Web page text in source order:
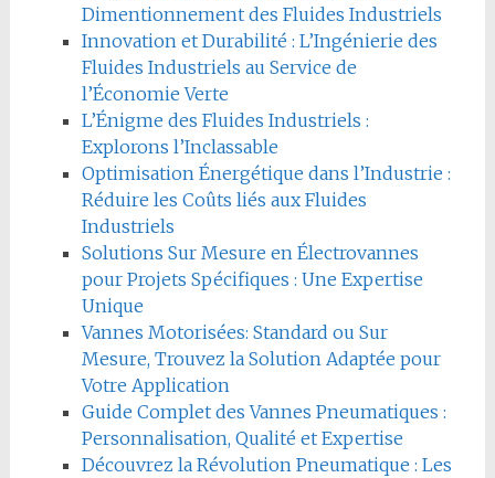
Dimentionnement des Fluides Industriels
Innovation et Durabilité : L’Ingénierie des
Fluides Industriels au Service de
l’Économie Verte
L’Énigme des Fluides Industriels :
Explorons l’Inclassable
Optimisation Énergétique dans l’Industrie :
Réduire les Coûts liés aux Fluides
Industriels
Solutions Sur Mesure en Électrovannes
pour Projets Spécifiques : Une Expertise
Unique
Vannes Motorisées: Standard ou Sur
Mesure, Trouvez la Solution Adaptée pour
Votre Application
Guide Complet des Vannes Pneumatiques :
Personnalisation, Qualité et Expertise
Découvrez la Révolution Pneumatique : Les